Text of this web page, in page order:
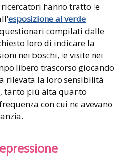
hanno tratto le
esposizione al verde
compilati dalle
loro di indicare la
nei boschi, le visite nei
libero trascorso giocando
rilevata la loro sensibilità
tanto più alta quanto
con cui ne avevano